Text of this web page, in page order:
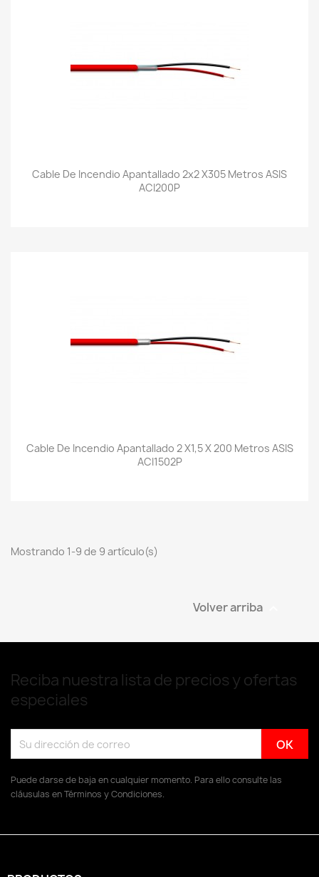
Cable De Incendio Apantallado 2x2 X305 Metros ASIS
ACI200P
Cable De Incendio Apantallado 2 X1,5 X 200 Metros ASIS
ACI1502P
Mostrando 1-9 de 9 artículo(s)
Volver arriba
Reciba nuestra lista de precios y ofertas
especiales
Puede darse de baja en cualquier momento. Para ello consulte las
cláusulas en Términos y Condiciones.